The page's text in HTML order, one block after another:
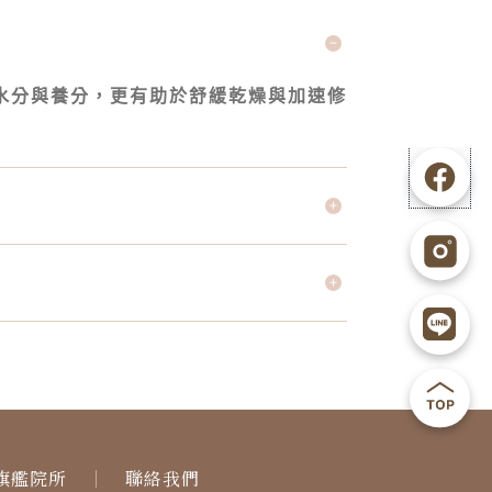
分與養分，更有助於舒緩乾燥與加速修
艦院所 聯絡我們
F
b
I
g
L
i
n
e
1
B
a
c
k
t